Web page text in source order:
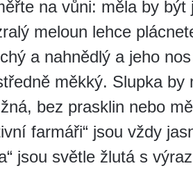
na vůni: měla by být
meloun lehce
a nahnědlý a jeho
měkký. Slupka by
bez prasklin nebo
farmáři“ jsou vždy
jsou světle žlutá s